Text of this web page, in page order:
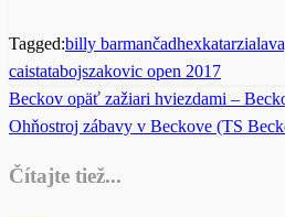
Tagged:billy barmančadhexkatarzia
caistatabojszakovic open 2017
Post
Previous
Post
Beckov opäť zažiari hviezdami –
Next
Ohňostroj zábavy v Beckove (TS
Čítajte tiež...